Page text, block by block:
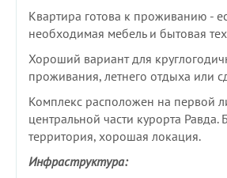
Квартира готова к проживанию -
необходимая мебель и бытовая
Хороший вариант для
проживания, летнего отдыха или
Комплекс расположен на первой
центральной части курорта Равда.
территория, хорошая локация.
Инфраструктура: